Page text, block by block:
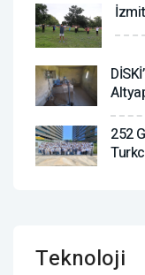
252
Teknoloji